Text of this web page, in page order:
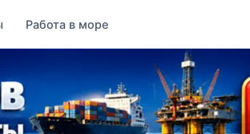
Работа в море